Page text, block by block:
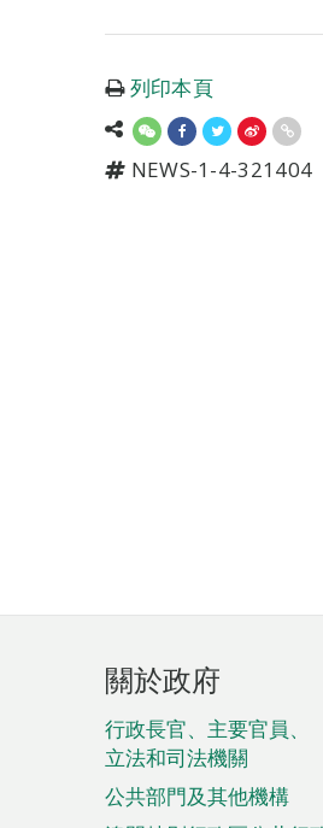
列印本頁
NEWS-1-4-321404
頁
腳
菜
單
關於政府
行政長官、主要官員、
立法和司法機關
公共部門及其他機構